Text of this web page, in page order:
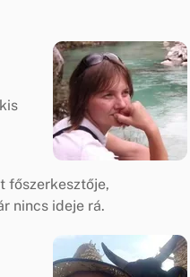
főszerkesztője,
nincs ideje rá.